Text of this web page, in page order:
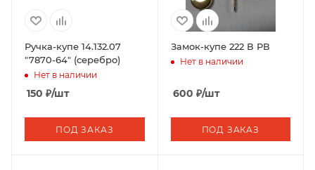
Ручка-купе 14.132.07
"7870-64" (серебро)
Нет в наличии
150 ₽/шт
ПОД ЗАКАЗ
Замок-купе 222 В РВ
Нет в наличии
600 ₽/шт
ПОД ЗАКАЗ